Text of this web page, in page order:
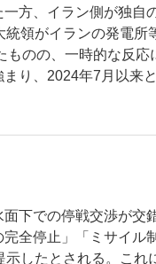
方、イラン側が独自
領がイランの発電
ものの、一時的な反
り、2024年7月以来
下での停戦交渉が交
全停止」「ミサイ
したとされる。これ